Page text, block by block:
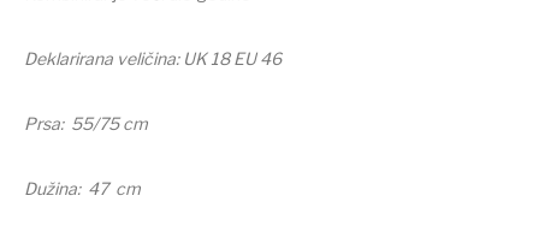
Deklarirana veličina: UK 18 EU 46
Prsa: 55/75 cm
Dužina: 47 cm